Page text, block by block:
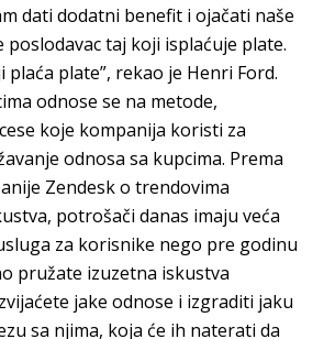
dati dodatni benefit i ojačati naše
poslodavac taj koji isplaćuje plate.
plaća plate”, rekao je Henri Ford.
odnose se na metode,
koje kompanija koristi za
odnosa sa kupcima. Prema
Zendesko trendovima
potrošači danas imaju veća
za korisnike nego pre godinu
pružate izuzetna iskustva
jake odnose i izgraditi jaku
sa njima, koja će ih naterati da